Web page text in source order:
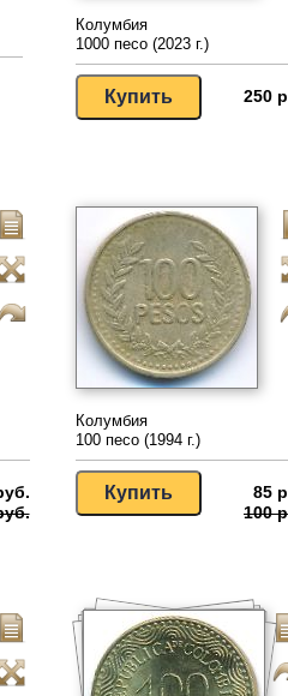
Колумбия
1000 песо (2023 г.)
250
Колумбия
100 песо (1994 г.)
85
100